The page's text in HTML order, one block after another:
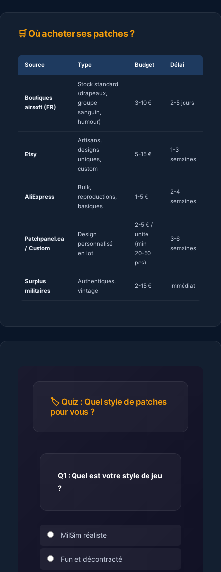
🛒 Où acheter ses patches ?
Source Type Budget Délai
Boutiques
airsoft (FR)
Stock standard
(drapeaux,
groupe
sanguin,
humour)
3-10 € 2-5 jours
Etsy
Artisans,
designs
uniques,
custom
5-15 €
1-3
semaines
AliExpress
Bulk,
reproductions,
basiques
1-5 €
2-4
semaines
Patchpanel.ca
/ Custom
Design
personnalisé
en lot
2-5 € /
unité
(min
20-50
pcs)
3-6
semaines
Surplus
militaires
Authentiques,
vintage
2-15 € Immédiat
🏷️ Quiz : Quel style de patches
pour vous ?
Q1 : Quel est votre style de jeu
?
MilSim réaliste
Fun et décontracté